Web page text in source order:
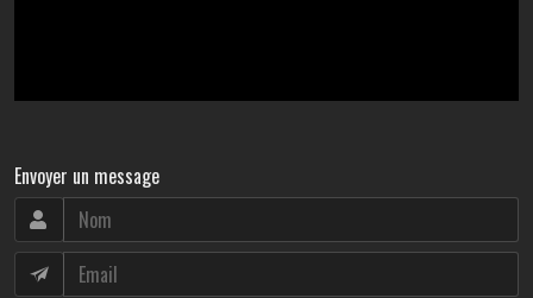
Envoyer un message